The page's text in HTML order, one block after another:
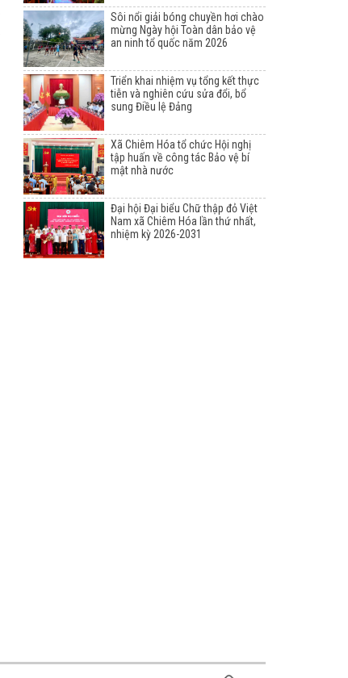
Sôi nổi giải bóng chuyền hơi chào
mừng Ngày hội Toàn dân bảo vệ
an ninh tổ quốc năm 2026
Triển khai nhiệm vụ tổng kết thực
tiễn và nghiên cứu sửa đổi, bổ
sung Điều lệ Đảng
Xã Chiêm Hóa tổ chức Hội nghị
tập huấn về công tác Bảo vệ bí
mật nhà nước
Đại hội Đại biểu Chữ thập đỏ Việt
Nam xã Chiêm Hóa lần thứ nhất,
nhiệm kỳ 2026-2031